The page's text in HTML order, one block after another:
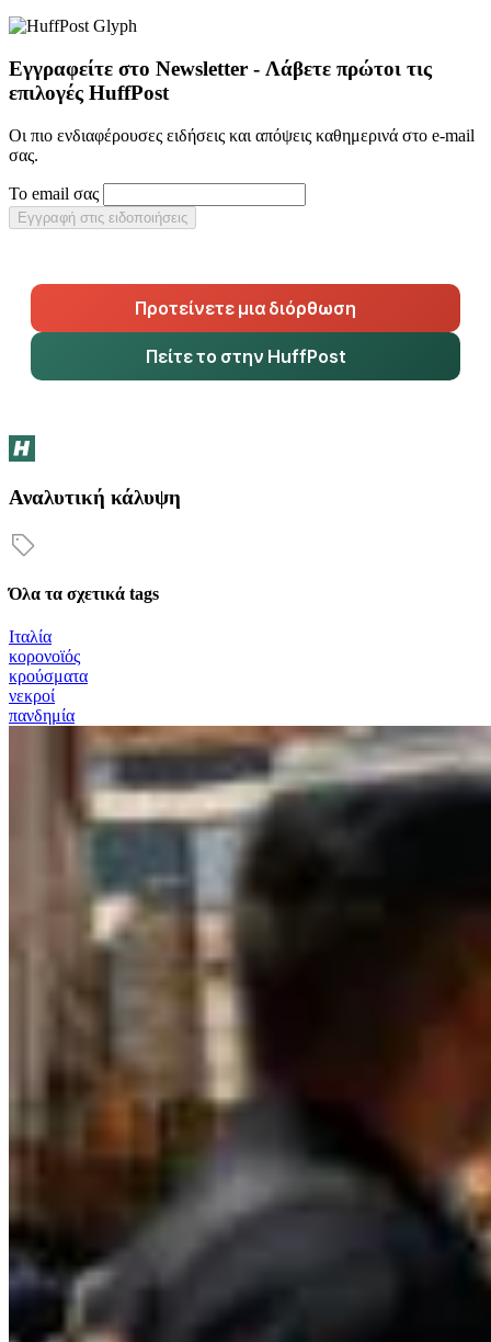
Εγγραφείτε στο Newsletter - Λάβετε πρώτοι τις
επιλογές HuffPost
Οι πιο ενδιαφέρουσες ειδήσεις και απόψεις καθημερινά στο e-mail
σας.
Το email σας
Εγγραφή στις ειδοποιήσεις
Προτείνετε μια διόρθωση
Πείτε το στην HuffPost
Αναλυτική κάλυψη
Όλα τα σχετικά tags
Ιταλία
κορονοϊός
κρούσματα
νεκροί
πανδημία